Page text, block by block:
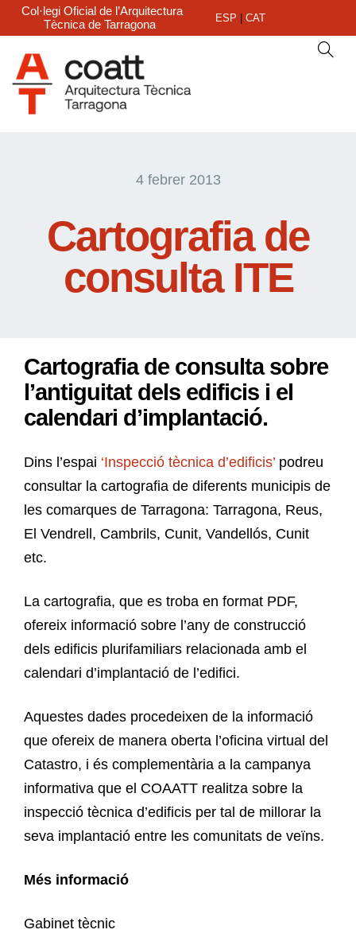
Col·legi Oficial de l’Arquitectura
Tècnica de Tarragona
ESP CAT
4 febrer 2013
Cartografia de
consulta ITE
Cartografia de consulta sobre
l’antiguitat dels edificis i el
calendari d’implantació.
Dins l’espai ‘Inspecció tècnica d’edificis’ podreu
consultar la cartografia de diferents municipis de
les comarques de Tarragona: Tarragona, Reus,
El Vendrell, Cambrils, Cunit, Vandellós, Cunit
etc.
La cartografia, que es troba en format PDF,
ofereix informació sobre l’any de construcció
dels edificis plurifamiliars relacionada amb el
calendari d’implantació de l’edifici.
Aquestes dades procedeixen de la informació
que ofereix de manera oberta l’oficina virtual del
Catastro, i és complementària a la campanya
informativa que el COAATT realitza sobre la
inspecció tècnica d’edificis per tal de millorar la
seva implantació entre les comunitats de veïns.
Més informació
Gabinet tècnic